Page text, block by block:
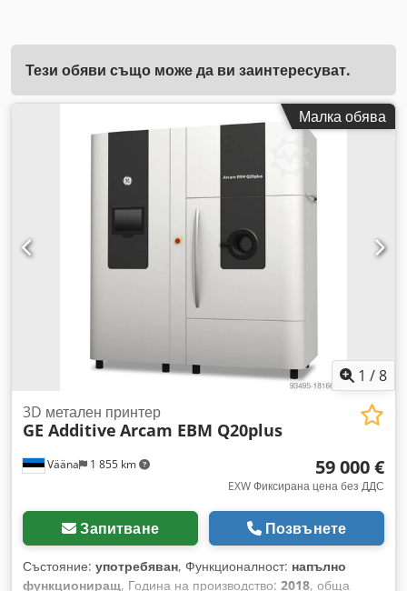
Тези обяви също може да ви заинтересуват.
Малка обява
1 /8
Vääna 1 855 km
3D метален принтер
GE Additive Arcam EBM Q20plus
59 000 €
EXW Фиксирана цена без ДДС
Запитване Позвънете
Състояние: употребяван, Функционалност: напълно
функциониращ, Година на производство: 2018, обща